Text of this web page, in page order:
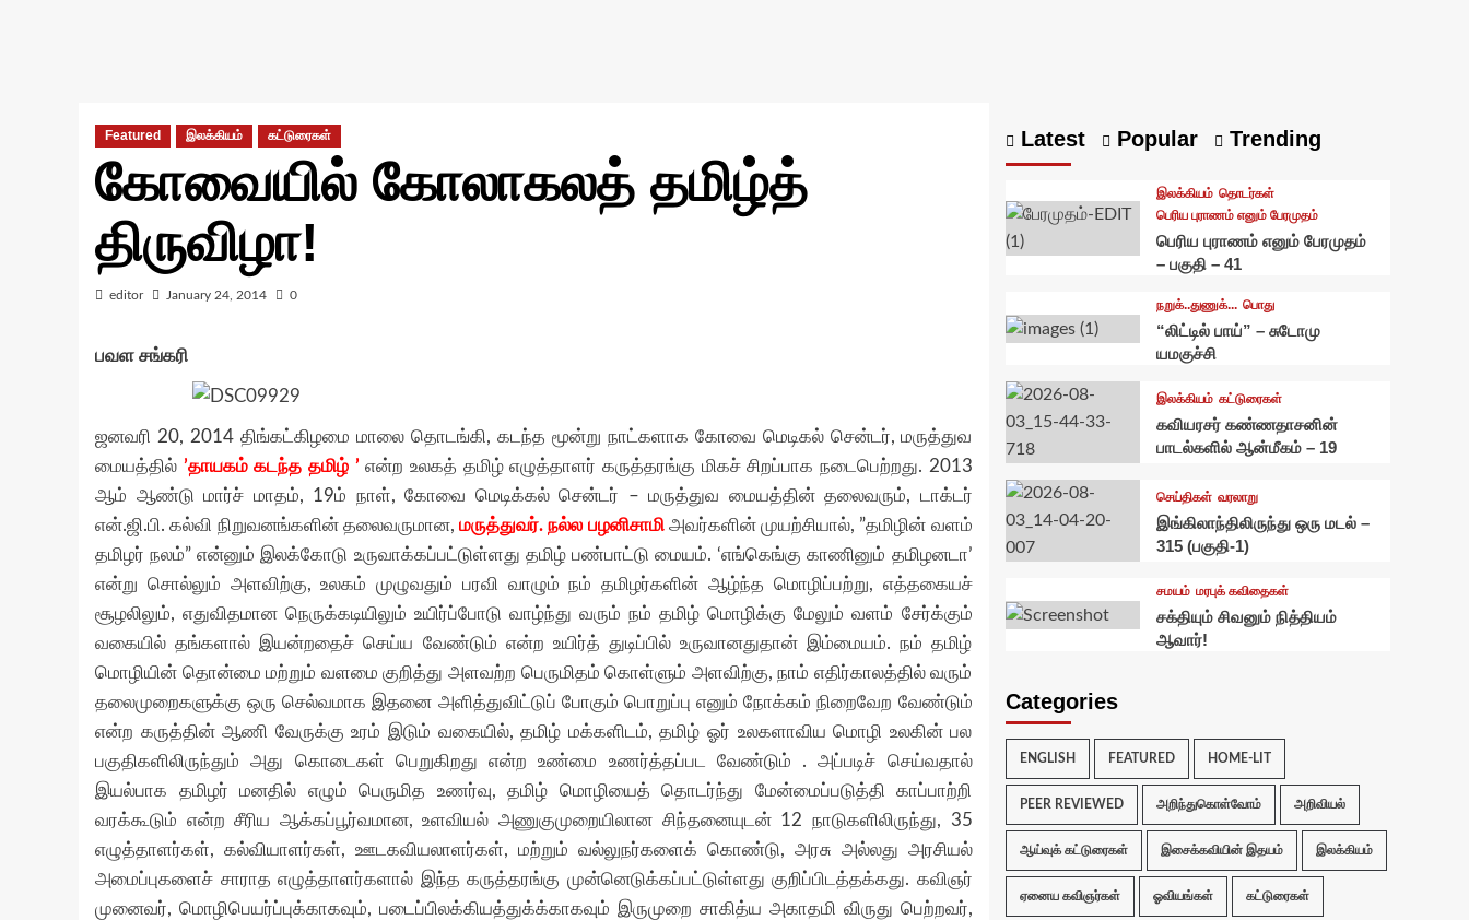
Featured இலக்கியம் கட்டுரைகள்
கோவையில் கோலாகலத் தமிழ்த்
திருவிழா!
editor January 24, 2014 0
பவள சங்கரி
ஜனவரி 20, 2014 திங்கட்கிழமை மாலை தொடங்கி, கடந்த மூன்று நாட்களாக கோவை மெடிகல் சென்டர், மருத்துவ
மையத்தில் ’தாயகம் கடந்த தமிழ் ’ என்ற உலகத் தமிழ் எழுத்தாளர் கருத்தரங்கு மிகச் சிறப்பாக நடைபெற்றது. 2013
ஆம் ஆண்டு மார்ச் மாதம், 19ம் நாள், கோவை மெடிக்கல் சென்டர் – மருத்துவ மையத்தின் தலைவரும், டாக்டர்
என்.ஜி.பி. கல்வி நிறுவனங்களின் தலைவருமான, மருத்துவர். நல்ல பழனிசாமி அவர்களின் முயற்சியால், ”தமிழின் வளம்
தமிழர் நலம்” என்னும் இலக்கோடு உருவாக்கப்பட்டுள்ளது தமிழ் பண்பாட்டு மையம். ‘எங்கெங்கு காணினும் தமிழனடா’
என்று சொல்லும் அளவிற்கு, உலகம் முழுவதும் பரவி வாழும் நம் தமிழர்களின் ஆழ்ந்த மொழிப்பற்று, எத்தகையச்
சூழலிலும், எதுவிதமான நெருக்கடியிலும் உயிர்ப்போடு வாழ்ந்து வரும் நம் தமிழ் மொழிக்கு மேலும் வளம் சேர்க்கும்
வகையில் தங்களால் இயன்றதைச் செய்ய வேண்டும் என்ற உயிர்த் துடிப்பில் உருவானதுதான் இம்மையம். நம் தமிழ்
மொழியின் தொன்மை மற்றும் வளமை குறித்து அளவற்ற பெருமிதம் கொள்ளும் அளவிற்கு, நாம் எதிர்காலத்தில் வரும்
தலைமுறைகளுக்கு ஒரு செல்வமாக இதனை அளித்துவிட்டுப் போகும் பொறுப்பு எனும் நோக்கம் நிறைவேற வேண்டும்
என்ற கருத்தின் ஆணி வேருக்கு உரம் இடும் வகையில், தமிழ் மக்களிடம், தமிழ் ஓர் உலகளாவிய மொழி உலகின் பல
பகுதிகளிலிருந்தும் அது கொடைகள் பெறுகிறது என்ற உண்மை உணர்த்தப்பட வேண்டும் . அப்படிச் செய்வதால்
இயல்பாக தமிழர் மனதில் எழும் பெருமித உணர்வு, தமிழ் மொழியைத் தொடர்ந்து மேன்மைப்படுத்தி காப்பாற்றி
வரக்கூடும் என்ற சீரிய ஆக்கப்பூர்வமான, உளவியல் அணுகுமுறையிலான சிந்தனையுடன் 12 நாடுகளிலிருந்து, 35
எழுத்தாளர்கள், கல்வியாளர்கள், ஊடகவியலாளர்கள், மற்றும் வல்லுநர்களைக் கொண்டு, அரசு அல்லது அரசியல்
அமைப்புகளைச் சாராத எழுத்தாளர்களால் இந்த கருத்தரங்கு முன்னெடுக்கப்பட்டுள்ளது குறிப்பிடத்தக்கது. கவிஞர்
முனைவர், மொழிபெயர்ப்புக்காகவும், படைப்பிலக்கியத்துக்க்காகவும் இருமுறை சாகித்ய அகாதமி விருது பெற்றவர்,
Latest Popular Trending
இலக்கியம் தொடர்கள்
பெரிய புராணம் எனும் பேரமுதம்
பெரிய புராணம் எனும் பேரமுதம்
– பகுதி – 41
நறுக்..துணுக்... பொது
“லிட்டில் பாய்” – சுடோமு
யமகுச்சி
இலக்கியம் கட்டுரைகள்
கவியரசர் கண்ணதாசனின்
பாடல்களில் ஆன்மீகம் – 19
செய்திகள் வரலாறு
இங்கிலாந்திலிருந்து ஒரு மடல் –
315 (பகுதி-1)
சமயம் மரபுக் கவிதைகள்
சக்தியும் சிவனும் நித்தியம்
ஆவார்!
Categories
ENGLISH FEATURED HOME-LIT
PEER REVIEWED அறிந்துகொள்வோம் அறிவியல்
ஆய்வுக் கட்டுரைகள் இசைக்கவியின் இதயம் இலக்கியம்
ஏனைய கவிஞர்கள் ஓவியங்கள் கட்டுரைகள்